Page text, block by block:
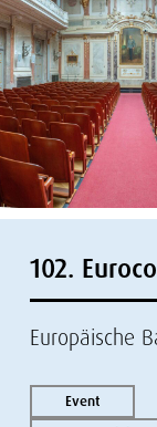
102.
Europäische
Event